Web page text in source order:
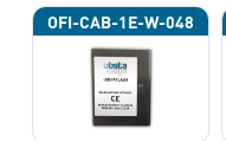
OFI-CAB-1E-W-048